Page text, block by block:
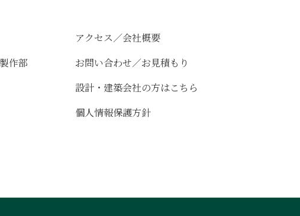
作部
アクセス／会社概要
お問い合わせ／お見積もり
設計・建築会社の方はこちら
個人情報保護方針